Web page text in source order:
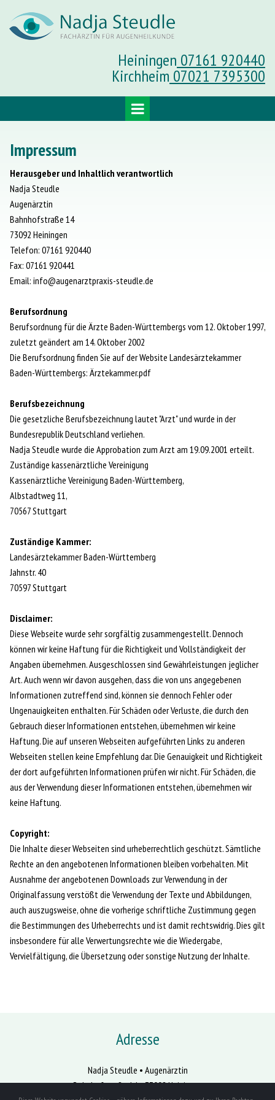
Heiningen 07161 920440
Kirchheim 07021 7395300
Impressum
Herausgeber und Inhaltlich verantwortlich
Nadja Steudle
Augenärztin
Bahnhofstraße 14
73092 Heiningen
Telefon: 07161 920440
Fax: 07161 920441
Email: info@augenarztpraxis-steudle.de
Berufsordnung
Berufsordnung für die Ärzte Baden-Württembergs vom 12. Oktober 1997,
zuletzt geändert am 14. Oktober 2002
Die Berufsordnung finden Sie auf der Website Landesärztekammer
Baden-Württembergs: Ärztekammer.pdf
Berufsbezeichnung
Die gesetzliche Berufsbezeichnung lautet "Arzt" und wurde in der
Bundesrepublik Deutschland verliehen.
Nadja Steudle wurde die Approbation zum Arzt am 19.09.2001 erteilt.
Zuständige kassenärztliche Vereinigung
Kassenärztliche Vereinigung Baden-Württemberg,
Albstadtweg 11,
70567 Stuttgart
Zuständige Kammer:
Landesärztekammer Baden-Württemberg
Jahnstr. 40
70597 Stuttgart
Disclaimer:
Diese Webseite wurde sehr sorgfältig zusammengestellt. Dennoch
können wir keine Haftung für die Richtigkeit und Vollständigkeit der
Angaben übernehmen. Ausgeschlossen sind Gewährleistungen jeglicher
Art. Auch wenn wir davon ausgehen, dass die von uns angegebenen
Informationen zutreffend sind, können sie dennoch Fehler oder
Ungenauigkeiten enthalten. Für Schäden oder Verluste, die durch den
Gebrauch dieser Informationen entstehen, übernehmen wir keine
Haftung. Die auf unseren Webseiten aufgeführten Links zu anderen
Webseiten stellen keine Empfehlung dar. Die Genauigkeit und Richtigkeit
der dort aufgeführten Informationen prüfen wir nicht. Für Schäden, die
aus der Verwendung dieser Informationen entstehen, übernehmen wir
keine Haftung.
Copyright:
Die Inhalte dieser Webseiten sind urheberrechtlich geschützt. Sämtliche
Rechte an den angebotenen Informationen bleiben vorbehalten. Mit
Ausnahme der angebotenen Downloads zur Verwendung in der
Originalfassung verstößt die Verwendung der Texte und Abbildungen,
auch auszugsweise, ohne die vorherige schriftliche Zustimmung gegen
die Bestimmungen des Urheberrechts und ist damit rechtswidrig. Dies gilt
insbesondere für alle Verwertungsrechte wie die Wiedergabe,
Vervielfältigung, die Übersetzung oder sonstige Nutzung der Inhalte.
Adresse
Nadja Steudle • Augenärztin
Bahnhofstraße 14 • 73092 Heiningen